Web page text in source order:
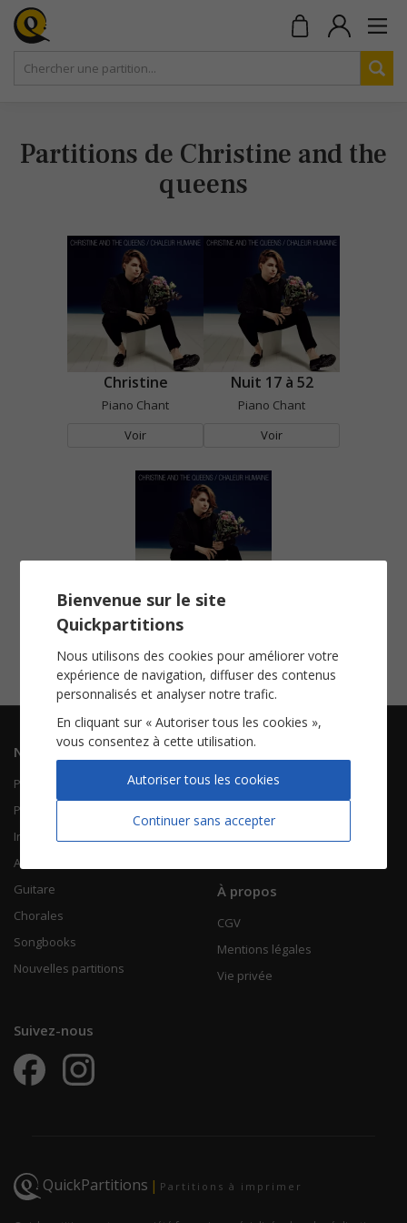
Partitions de Christine and the
queens
Christine
Piano Chant
Voir
Nuit 17 à 52
Piano Chant
Voir
Saint Claude
Voir
Navigation
Piano Chant
Piano Solo
Instruments solistes
Accordéon
Guitare
Chorales
Songbooks
Nouvelles partitions
Informations
Contactez-nous
À propos
CGV
Mentions légales
Vie privée
Suivez-nous
QuickPartitions | Partitions à imprimer
Bienvenue sur le site
Quickpartitions
Nous utilisons des cookies pour améliorer votre
expérience de navigation, diffuser des contenus
personnalisés et analyser notre trafic.
En cliquant sur « Autoriser tous les cookies »,
vous consentez à cette utilisation.
Continuer sans accepter
Autoriser tous les cookies